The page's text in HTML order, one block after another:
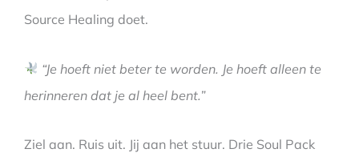
Source Healing doet.
“Je hoeft niet beter te worden. Je hoeft alleen te
herinneren dat je al heel bent.”
Ziel aan. Ruis uit. Jij aan het stuur. Drie Soul Pack